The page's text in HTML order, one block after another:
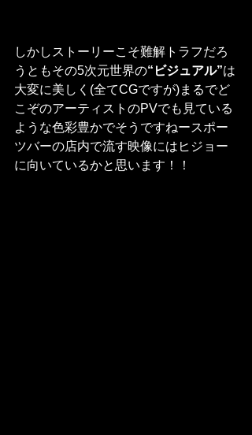
しかしストーリーこそ難解トラフだろ
うともその5次元世界の“ビジュアル”は
大変に美しく(全てCGですが)まるでど
こぞのアーティストのPVでも見ている
ような色彩豊かでそうですねースポー
ツバーの店内で流す映像にはヒジョー
に向いているかと思います！！